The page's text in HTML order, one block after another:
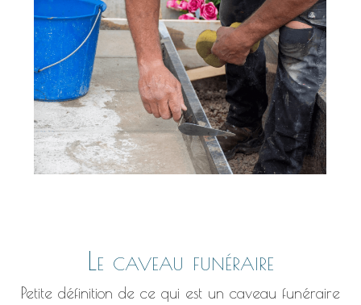
Le caveau funéraire
Petite définition de ce qui est un caveau funéraire